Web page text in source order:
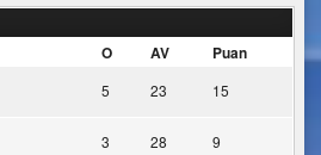
O AV Puan
5 23 15
3 28 9